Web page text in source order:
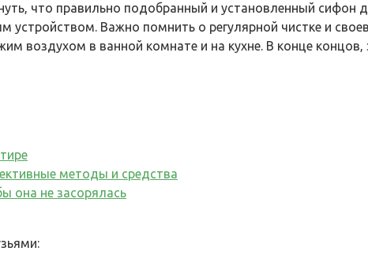
что правильно подобранный и установленный
устройством. Важно помнить о регулярной чистке и
воздухом в ванной комнате и на кухне. В конце
методы и средства
она не засорялась